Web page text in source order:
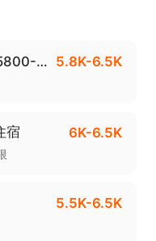
直招220/天车灯厂包吃住（5800-6500） 5.8K-6.5K
宿 6K-6.5K
5.5K-6.5K